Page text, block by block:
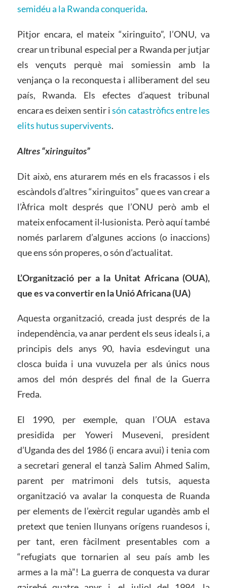
semidéu a la Rwanda conquerida.
Pitjor encara, el mateix “xiringuito”, l’ONU, va
crear un tribunal especial per a Rwanda per jutjar
els vençuts perquè mai somiessin amb la
venjança o la reconquesta i alliberament del seu
país, Rwanda. Els efectes d’aquest tribunal
encara es deixen sentir isón catastròfics entre les
elits hutus supervivents.
Altres “xiringuitos”
Dit això, ens aturarem més en els fracassos i els
escàndols d’altres “xiringuitos” que es van crear a
l’Àfrica molt després que l’ONU però amb el
mateix enfocament il·lusionista. Però aquí també
només parlarem d’algunes accions (o inaccions)
que ens són properes, o són d’actualitat.
L’Organització per a la Unitat Africana (OUA),
que es va convertir en la Unió Africana (UA)
Aquesta organització, creada just després de la
independència, va anar perdent els seus ideals i, a
principis dels anys 90, havia esdevingut una
closca buida i una vuvuzela per als únics nous
amos del món després del final de la Guerra
Freda.
El 1990, per exemple, quan l’OUA estava
presidida per Yoweri Museveni, president
d’Uganda des del 1986 (i encara avui) i tenia com
a secretari general el tanzà Salim Ahmed Salim,
parent per matrimoni dels tutsis, aquesta
organització va avalar la conquesta de Ruanda
per elements de l’exèrcit regular ugandès amb el
pretext que tenien llunyans orígens ruandesos i,
per tant, eren fàcilment presentables com a
“refugiats que tornarien al seu país amb les
armes a la mà”! La guerra de conquesta va durar